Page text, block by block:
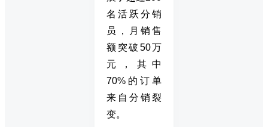
名活跃分销
员，月销售
额突破50万
元，其中
70%的订单
来自分销裂
变。